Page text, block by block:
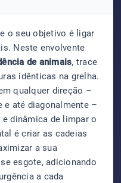
o seu objetivo é ligar
Neste envolvente
de animais, trace
idênticas na grelha.
qualquer direção –
e até diagonalmente –
dinâmica de limpar o
é criar as cadeias
a sua
esgote, adicionando
a cada